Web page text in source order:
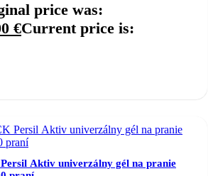
price was:
€Current price is:
Aktiv univerzálny gél na pranie